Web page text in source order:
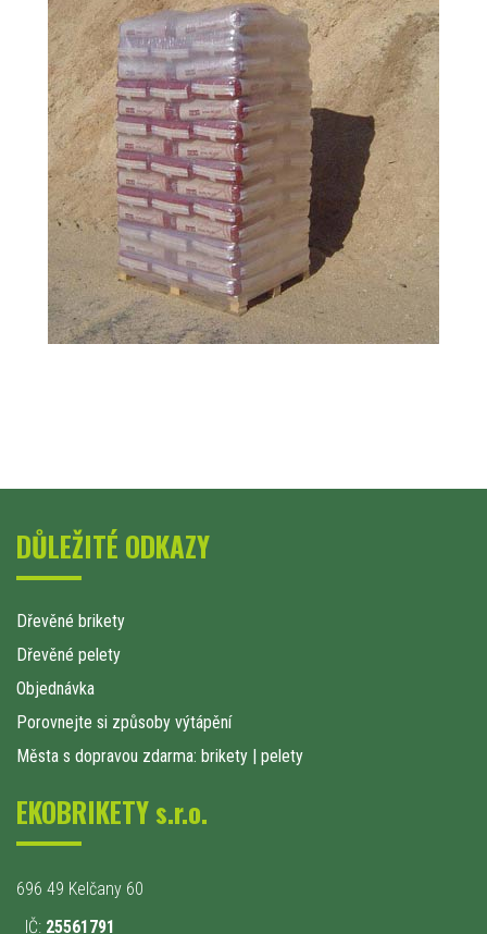
DŮLEŽITÉ ODKAZY
Dřevěné brikety
Dřevěné pelety
Objednávka
Porovnejte si způsoby výtápění
Města s dopravou zdarma: brikety | pelety
EKOBRIKETY s.r.o.
696 49 Kelčany 60
IČ: 25561791